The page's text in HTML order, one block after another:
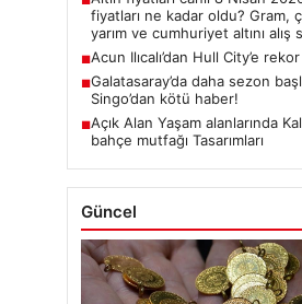
fiyatları ne kadar oldu? Gram,
yarım ve cumhuriyet altını alış
■Acun Ilıcalı’dan Hull City’e
■Galatasaray’da daha sezon
Singo’dan kötü haber!
■Açık Alan Yaşam alanlarında
bahçe mutfağı Tasarımları
Güncel